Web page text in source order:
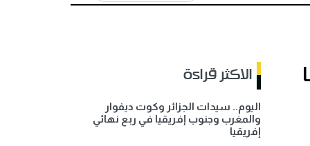
الاكثر قراءة
اليوم.. سيدات الجزائر وكوت ديفوار
والمغرب وجنوب إفريقيا في ربع نهائي
إفريقيا